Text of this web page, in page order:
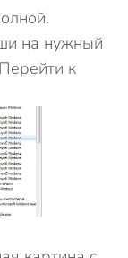
на нужный
к